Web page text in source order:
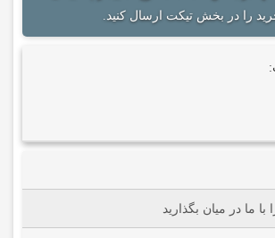
را در بخش تیکت ارسال کنید.
ما در میان بگذارید